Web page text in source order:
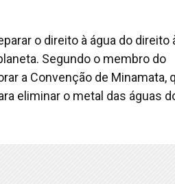
o direito à água do direito
Segundo o membro do
a Convenção de Minamata,
eliminar o metal das águas